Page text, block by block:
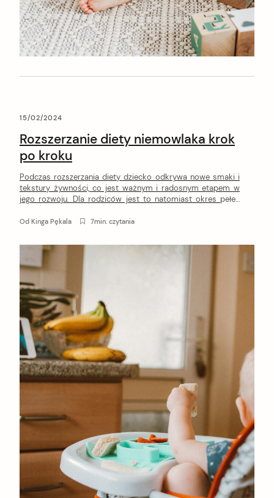
15/02/2024
Rozszerzanie diety niemowlaka krok
po kroku
Podczas rozszerzania diety dziecko odkrywa nowe smaki i
tekstury żywności, co jest ważnym i radosnym etapem w
jego rozwoju. Dla rodziców jest to natomiast okres pełen
sprawdzone porady, które pomogą Ci prawidłowo
Od Kinga Pękala 7min. czytania